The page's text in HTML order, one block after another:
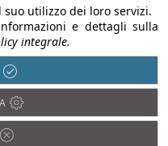
Tribunale di Milano al n° 63
2282-2267
- Tutti i diritti
utilizzo dei loro servizi.
e dettagli sulla
integrale.